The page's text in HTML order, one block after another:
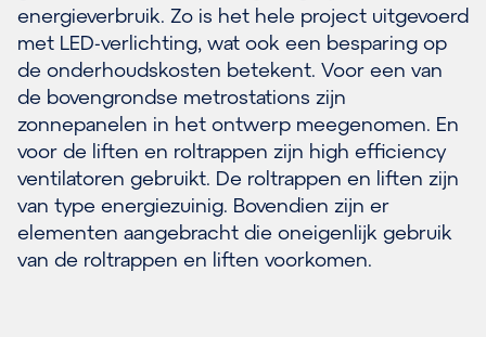
energieverbruik. Zo is het hele project uitgevoerd
met LED-verlichting, wat ook een besparing op
de onderhoudskosten betekent. Voor een van
de bovengrondse metrostations zijn
zonnepanelen in het ontwerp meegenomen. En
voor de liften en roltrappen zijn high efficiency
ventilatoren gebruikt. De roltrappen en liften zijn
van type energiezuinig. Bovendien zijn er
elementen aangebracht die oneigenlijk gebruik
van de roltrappen en liften voorkomen.